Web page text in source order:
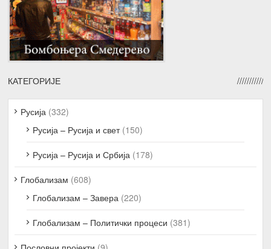
КАТЕГОРИЈЕ
Русија (332)
Русија – Русија и свет(150)
Русија – Русија и Србија (178)
Глобализам (608)
Глобализам – Завера (220)
Глобализам – Политички процеси (381)